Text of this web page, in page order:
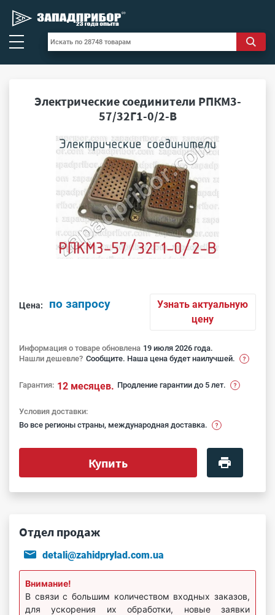
Электрические соединители РПКМ3-
57/32Г1-0/2-В
Цена: по запросу
Узнать актуальную
цену
Информация о товаре обновлена 19 июля 2026 года.
Нашли дешевле? Сообщите. Наша цена будет наилучшей.
Гарантия: 12 месяцев. Продление гарантии до 5 лет.
Условия доставки:
Во все регионы страны, международная доставка.
Купить
Отдел продаж
detali@zahidprylad.com.ua
Внимание!
В связи с большим количеством входных заказов,
для ускорения их обработки, новые заявки